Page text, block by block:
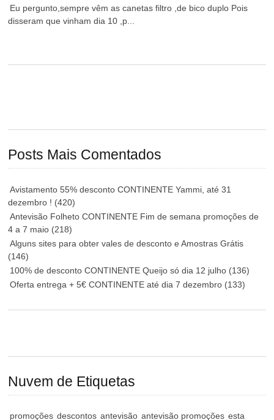
Eu pergunto,sempre vêm as canetas filtro ,de bico duplo Pois
disseram que vinham dia 10 ,p...
Posts Mais Comentados
Avistamento 55% desconto CONTINENTE Yammi, até 31
dezembro ! (420)
Antevisão Folheto CONTINENTE Fim de semana promoções de
4 a 7 maio (218)
Alguns sites para obter vales de desconto e Amostras Grátis
(146)
100% de desconto CONTINENTE Queijo só dia 12 julho (136)
Oferta entrega + 5€ CONTINENTE até dia 7 dezembro (133)
Nuvem de Etiquetas
promoções descontos antevisão antevisão promoções esta